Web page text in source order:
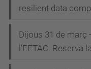
resilient data
Dijous 31 de març
l'EETAC. Reserva